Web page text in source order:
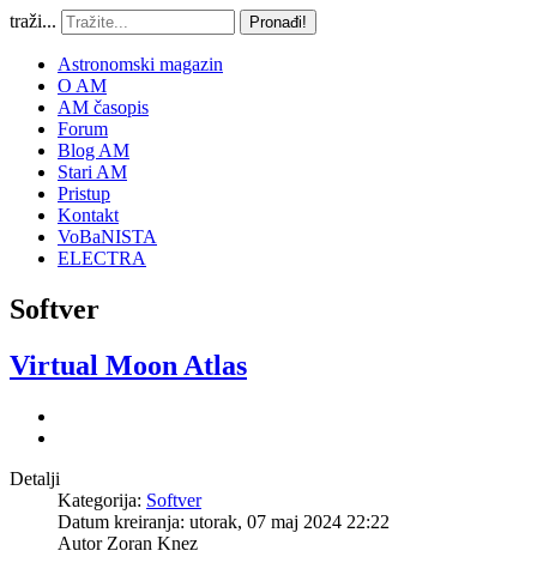
traži... Pronađi!
Astronomski magazin
O AM
AM časopis
Forum
Blog AM
Stari AM
Pristup
Kontakt
VoBaNISTA
ELECTRA
Softver
Virtual Moon Atlas
Detalji
Kategorija: Softver
Datum kreiranja: utorak, 07 maj 2024 22:22
Autor Zoran Knez